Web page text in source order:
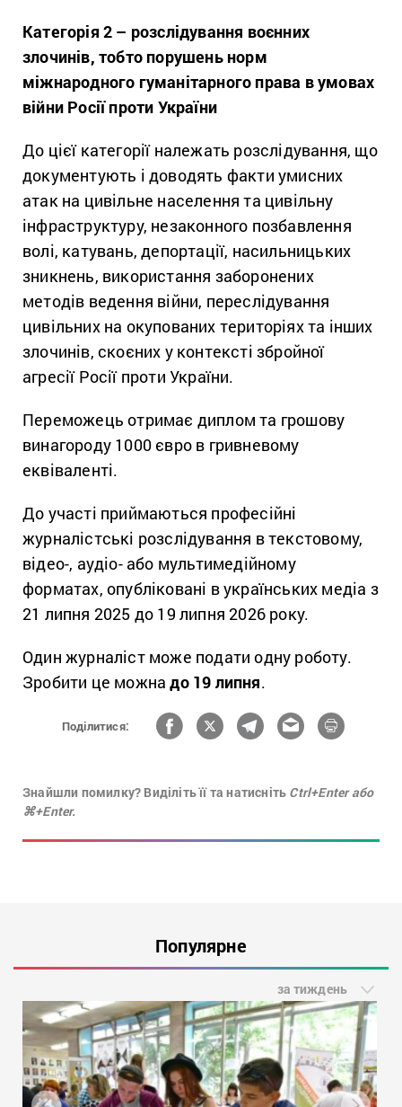
Категорія 2 – розслідування воєнних
злочинів, тобто порушень норм
міжнародного гуманітарного права в умовах
війни Росії проти України
До цієї категорії належать розслідування, що
документують і доводять факти умисних
атак на цивільне населення та цивільну
інфраструктуру, незаконного позбавлення
волі, катувань, депортації, насильницьких
зникнень, використання заборонених
методів ведення війни, переслідування
цивільних на окупованих територіях та інших
злочинів, скоєних у контексті збройної
агресії Росії проти України.
Переможець отримає диплом та грошову
винагороду 1000 євро в гривневому
еквіваленті.
До участі приймаються професійні
журналістські розслідування в текстовому,
відео-, аудіо- або мультимедійному
форматах, опубліковані в українських медіа з
21 липня 2025 до 19 липня 2026 року.
Один журналіст може подати одну роботу.
Зробити це можна до 19 липня.
Поділитися:
Знайшли помилку? Виділіть її та натисніть Ctrl+Enter або
⌘+Enter.
Популярне
за тиждень